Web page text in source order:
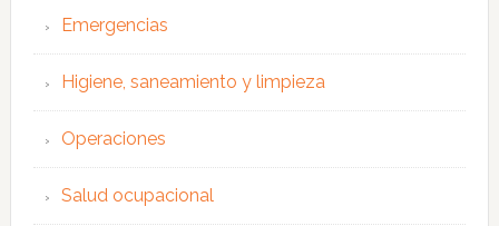
Emergencias
Higiene, saneamiento y limpieza
Operaciones
Salud ocupacional